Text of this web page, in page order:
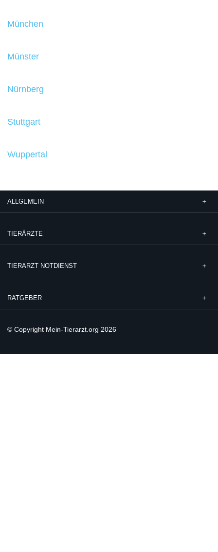
München
Münster
Nürnberg
Stuttgart
Wuppertal
ALLGEMEIN
TIERÄRZTE
TIERARZT NOTDIENST
RATGEBER
© Copyright Mein-Tierarzt.org 2026